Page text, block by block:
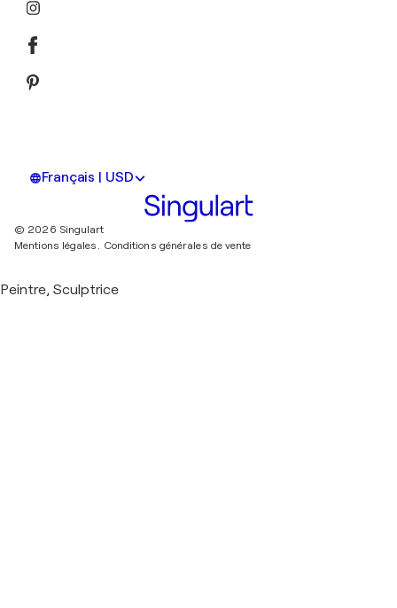
Français | USD
© 2026 Singulart
Mentions légales. Conditions générales de vente
Peintre, Sculptrice